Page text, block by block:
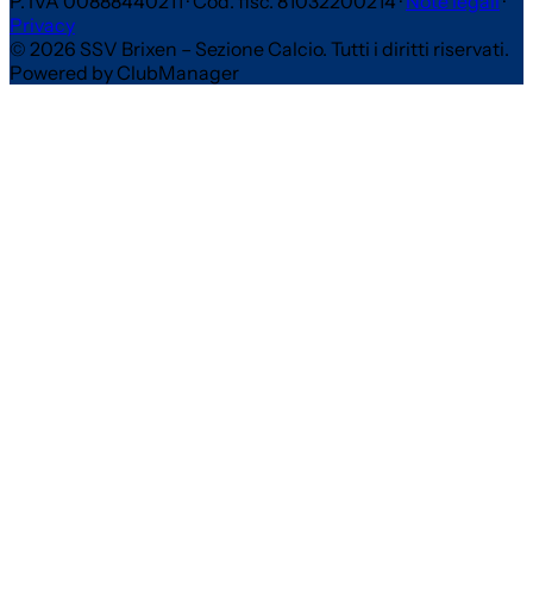
Privacy
© 2026 SSV Brixen – Sezione Calcio. Tutti i diritti riservati.
Powered by ClubManager